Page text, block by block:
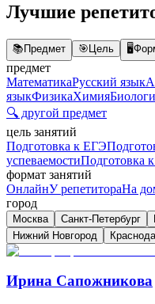
Лучшие
📚Предмет 🎯Цель 🖥️
предмет
МатематикаРусский язык
языкФизикаХимия
🔍 другой предмет
цель занятий
Подготовка к ЕГЭ
успеваемостиПодготовка
формат занятий
ОнлайнУ репетитораНа
город
Москва Санкт-Петербург
Нижний Новгород
Ирина Сапожникова